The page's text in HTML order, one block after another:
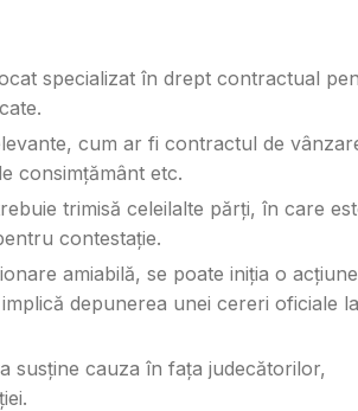
specializat în drept contractual
cum ar fi contractul de
consimțământ etc.
trimisă celeilalte părți, în care
contestație.
amiabilă, se poate iniția o
depunerea unei cereri oficiale la
susține cauza în fața judecătorilor,